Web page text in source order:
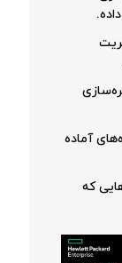
آماده
که